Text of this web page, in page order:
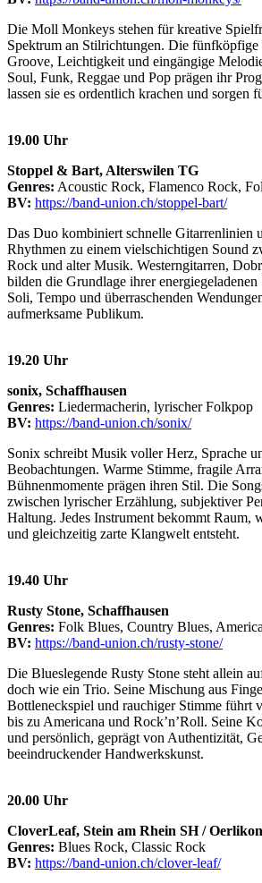
Die Moll Monkeys stehen für kreative
Spektrum an Stilrichtungen. Die
Groove, Leichtigkeit und eingängige
Soul, Funk, Reggae und Pop prägen ihr
lassen sie es ordentlich krachen und sorgen
19.00 Uhr
Stoppel & Bart, Alterswilen TG
Genres: Acoustic Rock, Flamenco Rock,
BV: https://band-union.ch/stoppel-bart/
Das Duo kombiniert schnelle Gitarrenlinien
Rhythmen zu einem vielschichtigen Sound
Rock und alter Musik. Westerngitarren,
bilden die Grundlage ihrer
Soli, Tempo und überraschenden
aufmerksame Publikum.
19.20 Uhr
sonix, Schaffhausen
Genres: Liedermacherin, lyrischer Folkpop
BV: https://band-union.ch/sonix/
Sonix schreibt Musik voller Herz, Sprache
Beobachtungen. Warme Stimme, fragile
Bühnenmomente prägen ihren Stil. Die
zwischen lyrischer Erzählung, subjektiver
Haltung. Jedes Instrument bekommt Raum,
und gleichzeitig zarte Klangwelt entsteht.
19.40 Uhr
Rusty Stone, Schaffhausen
Genres: Folk Blues, Country Blues,
BV: https://band-union.ch/rusty-stone/
Die Blueslegende Rusty Stone steht allein
doch wie ein Trio. Seine Mischung aus
Bottleneckspiel und rauchiger Stimme führt
bis zu Americana und Rock’n’Roll. Seine
und persönlich, geprägt von Authentizität,
beeindruckender Handwerkskunst.
20.00 Uhr
CloverLeaf, Stein am Rhein SH /
Genres: Blues Rock, Classic Rock
BV: https://band-union.ch/clover-leaf/